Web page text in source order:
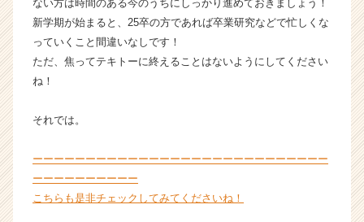
イ
ト
チ
ア
h
e
e
ない方は時間のある今のうちにしっかり進めておきましょう！
新学期が始まると、25卒の方であれば卒業研究などで忙しくな
っていくこと間違いなしです！
ただ、焦ってテキトーに終えることはないようにしてください
ね！
それでは。
ーーーーーーーーーーーーーーーーーーーーーーーーーーーー
ーーーーーーーーーー
こちらも是非チェックしてみてくださいね！